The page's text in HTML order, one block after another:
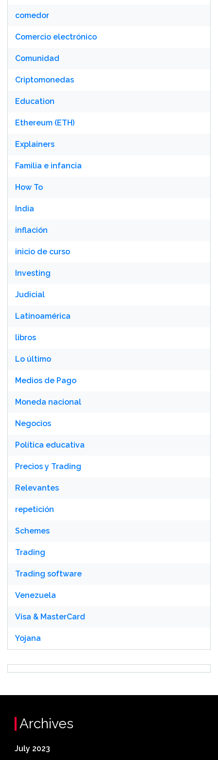
comedor
Comercio electrónico
Comunidad
Criptomonedas
Education
Ethereum (ETH)
Explainers
Familia e infancia
How To
India
inflación
inicio de curso
Investing
Judicial
Latinoamérica
libros
Lo último
Medios de Pago
Moneda nacional
Negocios
Política educativa
Precios y Trading
Relevantes
repetición
Schemes
Trading
Trading software
Venezuela
Visa & MasterCard
Yojana
Archives
July 2023